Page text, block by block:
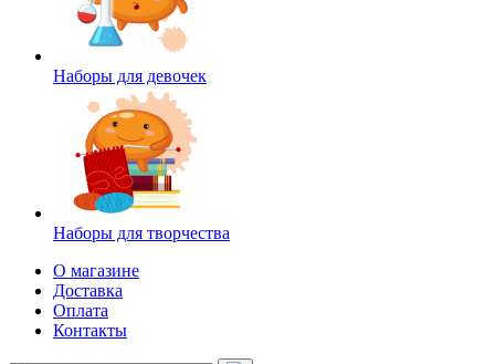
Наборы для девочек
Наборы для творчества
О магазине
Доставка
Оплата
Контакты